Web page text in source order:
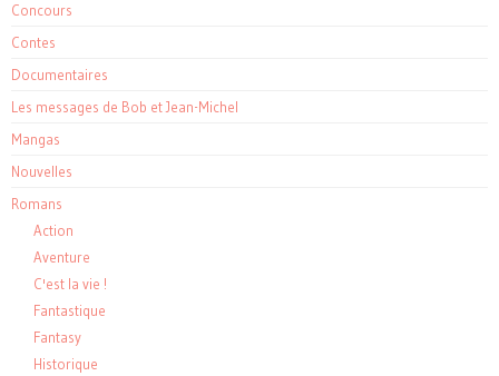
Concours
Contes
Documentaires
Les messages de Bob et Jean-Michel
Mangas
Nouvelles
Romans
Action
Aventure
C'est la vie !
Fantastique
Fantasy
Historique